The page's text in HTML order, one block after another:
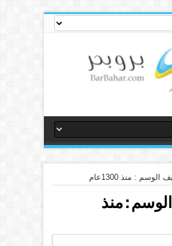
الوسم : منذ 1300عام
:منذ